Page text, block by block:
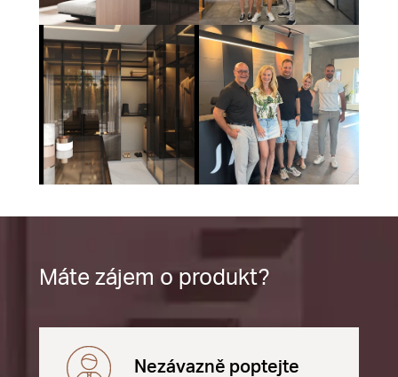
Máte zájem o produkt?
Nezávazně poptejte